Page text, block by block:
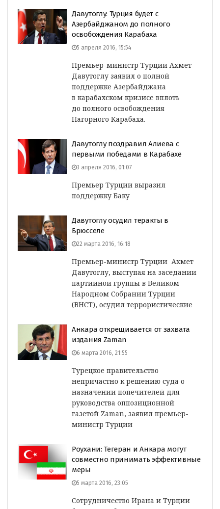
Давутоглу: Турция будет с
Азербайджаном до полного
освобождения Карабаха
5 апреля 2016, 15:54
Премьер-министр Турции Ахмет
Давутоглу заявил о полной
поддержке Азербайджана
в карабахском кризисе вплоть
до полного освобождения
Нагорного Карабаха.
Давутоглу поздравил Алиева с
первыми победами в Карабахе
3 апреля 2016, 01:07
Премьер Турции выразил
поддержку Баку
Давутоглу осудил теракты в
Брюсселе
22 марта 2016, 16:18
Премьер-министр Турции Ахмет
Давутоглу, выступая на заседании
партийной группы в Великом
Народном Собрании Турции
(ВНСТ), осудил террористические
Анкара открещивается от захвата
издания Zaman
6 марта 2016, 21:55
Турецкое правительство
непричастно к решению суда о
назначении попечителей для
руководства оппозиционной
газетой Zaman, заявил премьер-
министр Турции
Роухани: Тегеран и Анкара могут
совместно принимать эффективные
меры
5 марта 2016, 23:05
Сотрудничество Ирана и Турции